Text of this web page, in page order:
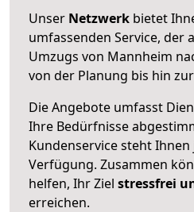
Unser Netzwerk bietet
umfassenden Service, der
Umzugs von Mannheim
von der Planung bis hin
Die Angebote umfasst
Ihre Bedürfnisse
Kundenservice steht
Verfügung. Zusammen
helfen, Ihr Ziel stressfrei
erreichen.